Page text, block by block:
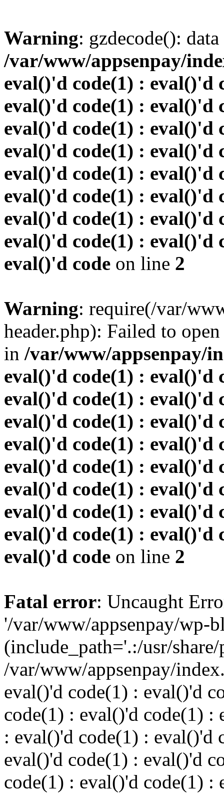
Warning: gzdecode():
/var/www/appsenpay/
eval()'d code(1) : eval()'d
eval()'d code(1) : eval()'d
eval()'d code(1) : eval()'d
eval()'d code(1) : eval()'d
eval()'d code(1) : eval()'d
eval()'d code(1) : eval()'d
eval()'d code(1) : eval()'d
eval()'d code(1) : eval()'d
eval()'d code on line 2
Warning: require(/var/
header.php): Failed to
in /var/www/appsenpay/
eval()'d code(1) : eval()'d
eval()'d code(1) : eval()'d
eval()'d code(1) : eval()'d
eval()'d code(1) : eval()'d
eval()'d code(1) : eval()'d
eval()'d code(1) : eval()'d
eval()'d code(1) : eval()'d
eval()'d code(1) : eval()'d
eval()'d code on line 2
Fatal error: Uncaught
'/var/www/appsenpay/wp-
(include_path='.:/usr/
/var/www/appsenpay/
eval()'d code(1) : eval()'d
code(1) : eval()'d code(1) :
: eval()'d code(1) : eval()'d
eval()'d code(1) : eval()'d
code(1) : eval()'d code(1) :